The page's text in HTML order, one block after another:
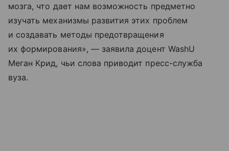
мозга, что дает нам возможность предметно
изучать механизмы развития этих проблем
и создавать методы предотвращения
их формирования», — заявила доцент WashU
Меган Крид, чьи слова приводит пресс-служба
вуза.